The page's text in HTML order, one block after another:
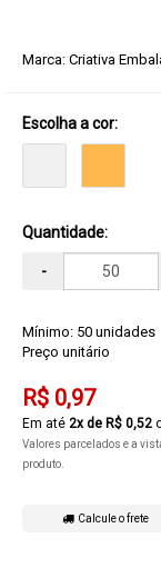
Marca: Criativa
Escolha a cor:
Quantidade:
-
Mínimo: 50 unidades
Preço unitário
R$ 0,97
2x de R$ 0,52
Valores parcelados e a
produto.
Calcule o frete